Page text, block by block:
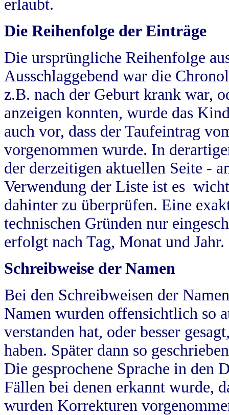
erlaubt.
Die Reihenfolge der Einträge
Die ursprüngliche Reihenfolge
Ausschlaggebend war die
z.B. nach der Geburt krank war,
anzeigen konnten, wurde das
auch vor, dass der Taufeintrag
vorgenommen wurde. In
der derzeitigen aktuellen Seite -
Verwendung der Liste ist es
dahinter zu überprüfen. Eine
technischen Gründen nur
erfolgt nach Tag, Monat und Jahr.
Schreibweise der Namen
Bei den Schreibweisen der
Namen wurden offensichtlich so
verstanden hat, oder besser
haben. Später dann so
Die gesprochene Sprache in
Fällen bei denen erkannt wurde,
wurden Korrekturen